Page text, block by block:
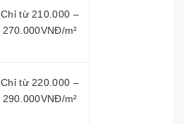
Chỉ từ 210.000 –
270.000VNĐ/m²
Chỉ từ 220.000 –
290.000VNĐ/m²